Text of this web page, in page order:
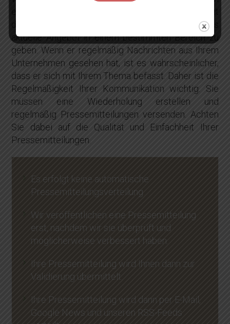
darin, einen umfassenden Überblick über das
aktuelle Angebot in einem bestimmten Bereich zu
geben. Wenn er regelmäßig Nachrichten aus Ihrem
Unternehmen gesehen hat, ist es wahrscheinlicher,
dass er sich mit Ihrem Thema befasst. Daher ist die
Regelmäßigkeit Ihrer Kommunikation wichtig. Sie
müssen eine Wiederholung erstellen und
regelmäßig Pressemitteilungen versenden. Achten
Sie dabei auf die Qualität und Einfachheit Ihrer
Pressemitteilungen.
Es erfolgt keine automatische
Pressemitteilungsverteilung.
Wir veröffentlichen eine Pressemitteilung
erst, nachdem wir sie überprüft und
möglicherweise verbessert haben.
Ihre Pressemitteilung wird Ihnen dann zur
Validierung übermittelt.
Ihre Pressemitteilung wird dann per E-Mail,
Google News und unseren RSS-Feeds